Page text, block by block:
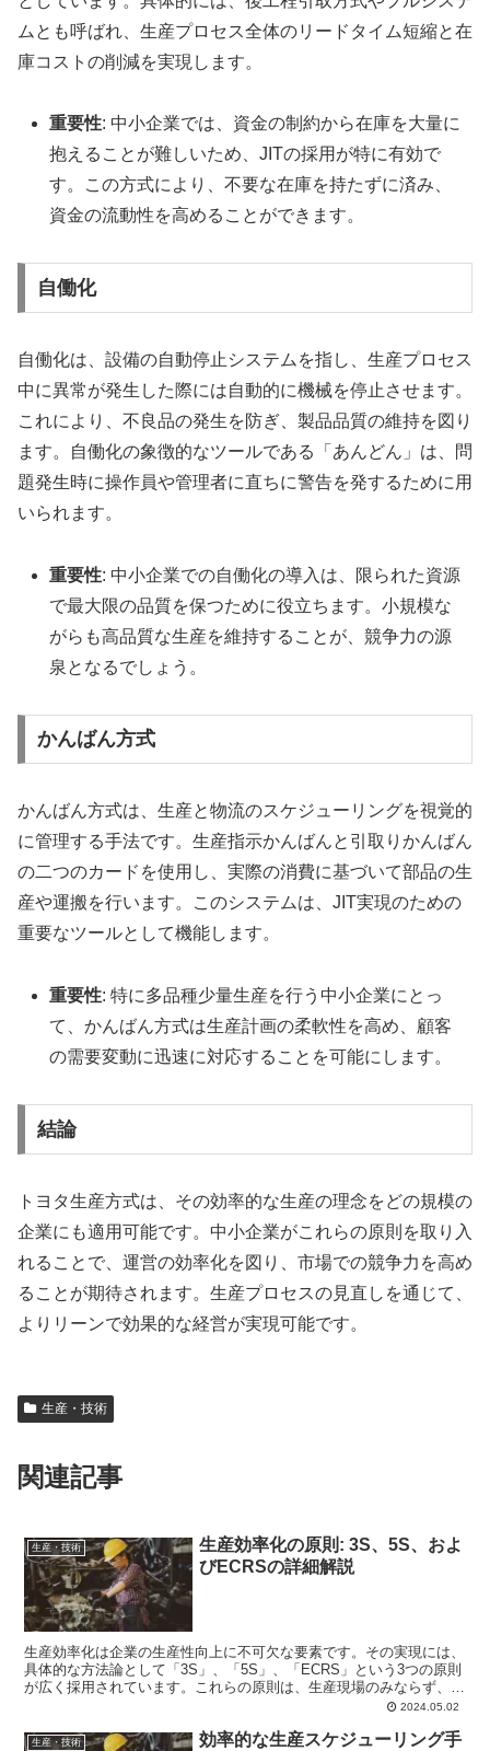
ムとも呼ばれ、生産プロセス全体のリードタイム短縮と在
庫コストの削減を実現します。
重要性: 中小企業では、資金の制約から在庫を大量に
抱えることが難しいため、JITの採用が特に有効で
す。この方式により、不要な在庫を持たずに済み、
資金の流動性を高めることができます。
自働化
自働化は、設備の自動停止システムを指し、生産プロセス
中に異常が発生した際には自動的に機械を停止させます。
これにより、不良品の発生を防ぎ、製品品質の維持を図り
ます。自働化の象徴的なツールである「あんどん」は、問
題発生時に操作員や管理者に直ちに警告を発するために用
いられます。
重要性: 中小企業での自働化の導入は、限られた資源
で最大限の品質を保つために役立ちます。小規模な
がらも高品質な生産を維持することが、競争力の源
泉となるでしょう。
かんばん方式
かんばん方式は、生産と物流のスケジューリングを視覚的
に管理する手法です。生産指示かんばんと引取りかんばん
の二つのカードを使用し、実際の消費に基づいて部品の生
産や運搬を行います。このシステムは、JIT実現のための
重要なツールとして機能します。
重要性: 特に多品種少量生産を行う中小企業にとっ
て、かんばん方式は生産計画の柔軟性を高め、顧客
の需要変動に迅速に対応することを可能にします。
結論
トヨタ生産方式は、その効率的な生産の理念をどの規模の
企業にも適用可能です。中小企業がこれらの原則を取り入
れることで、運営の効率化を図り、市場での競争力を高め
ることが期待されます。生産プロセスの見直しを通じて、
よりリーンで効果的な経営が実現可能です。
生産・技術
関連記事
生産・技術
生産効率化の原則: 3S、5S、およ
びECRSの詳細解説
生産効率化は企業の生産性向上に不可欠な要素です。その実現には、
具体的な方法論として「3S」、「5S」、「ECRS」という3つの原則
が広く採用されています。これらの原則は、生産現場のみならず、オ
2024.05.02
生産・技術 効率的な生産スケジューリング手